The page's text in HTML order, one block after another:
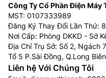
Công Ty Cổ Phần Điện Máy
MST: 0107333989
Đăng Ký Thay Đổi Lần Thứ:
Nơi Cấp: Phòng DKKD - Sở
Địa Chỉ Trụ Sở: Số 2, Ngách
Tổ 5 P.Sài Đồng, Q.Long
Liên hệ Với Chúng Tôi